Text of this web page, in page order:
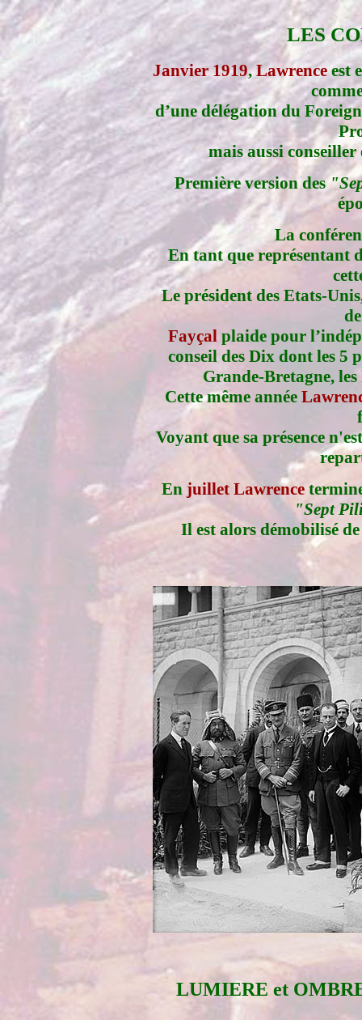
LES
Janvier 1919,Lawrenceest
d’une délégation du
mais aussi
Première version des
La
En tant que représentant
Le président des Etats-
Fayçal plaide pour
conseil des Dix dont les 5
Grande-Bretagne,
Cette même année
Voyant que sa présence
En juillet Lawrence
"Sept
Il est alors démobilisé
LUMIERE et